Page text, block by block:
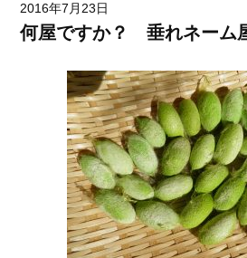
2016年7月23日
何屋ですか？ 垂れネーム